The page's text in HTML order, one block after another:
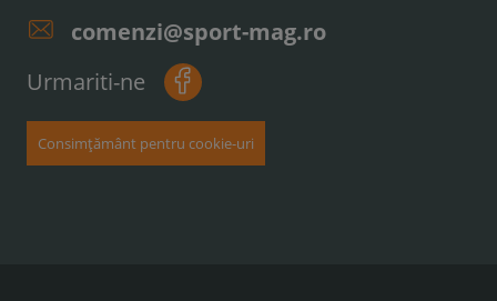
comenzi@sport-mag.ro
Urmariti-ne
Consimțământ pentru cookie-uri